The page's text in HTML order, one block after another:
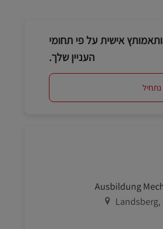
אישית על פי תחומי
העניין שלך.
נתחיל
Ausbildung